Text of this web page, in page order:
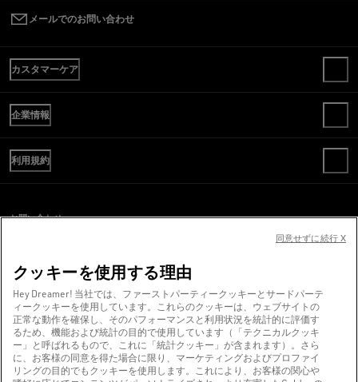
メールでのお問い合わせ
カスタマーケア
よくある質問
ご注文内容の確認
送料
返品
サイズガイド
企業情報
倫理規定
サステナビリティ
プレスオフィス
利用規約
クッキーの設定
WHISTLEBLOWING
アクセシビリティに関する声明
お問い合わせ
スクリーンリーダーのご利用に際し、問題が発生していますか？
お問い合わせ
ヴェネツィアより、❤ を込めて。
Golden Goose SpA（単独株主）©2026 - All Rights Reserved.詳細情報
クッキーを使用する理由
Hey Dreamer! 当社では、ファーストパーティークッキーとサードパーテ
ィークッキーを使用しています。これらのクッキーは、ウェブサイトの
正常な動作を確保し、そのパフォーマンスと利用状況を統計的に評価す
るため、機能および統計の目的で使用しています（「テクニカルクッキ
ー」と呼ばれるもので、これに「統計クッキー」が含まれます）。さら
に、お客様の同意を得た場合に限り、マーケティングおよびプロファイ
リングの目的でもクッキーを使用します。これにより、お客様の関心や
同意せずに続行 X